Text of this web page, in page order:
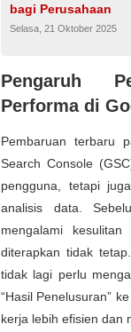
bagi Perusahaan
Selasa, 21 Oktober 2025
Pengaruh
Performa di
Pembaruan terbaru
Search Console
pengguna, tetapi
analisis data.
mengalami
diterapkan tidak
tidak lagi perlu
“Hasil Penelusuran”
kerja lebih efisien dan